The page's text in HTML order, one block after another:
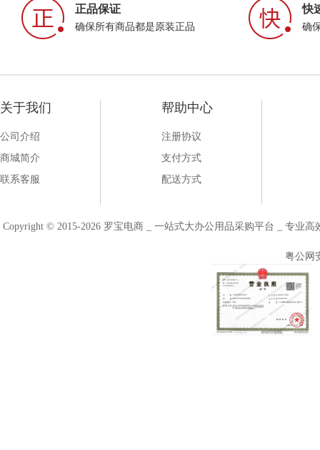
正品保证
确保所有商品都是原装正品
快
确
关于我们
公司介绍
商城简介
联系客服
帮助中心
注册协议
支付方式
配送方式
Copyright © 2015-2026 罗宝电商 _ 一站式大办公用品采购平台 _ 专业
粤公网